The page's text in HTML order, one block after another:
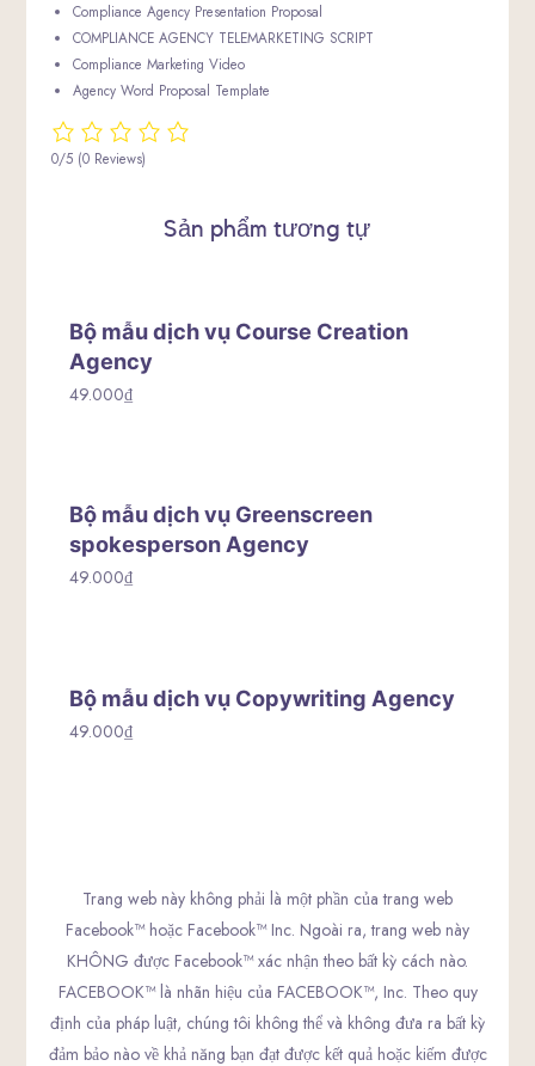
Compliance Agency Presentation Proposal
COMPLIANCE AGENCY TELEMARKETING SCRIPT
Compliance Marketing Video
Agency Word Proposal Template
0/5 (0 Reviews)
Sản phẩm tương tự
Bộ mẫu dịch vụ Course Creation
Agency
49.000₫
Bộ mẫu dịch vụ Greenscreen
spokesperson Agency
49.000₫
Bộ mẫu dịch vụ Copywriting Agency
49.000₫
Trang web này không phải là một phần của trang web
Facebook™ hoặc Facebook™ Inc. Ngoài ra, trang web này
KHÔNG được Facebook™ xác nhận theo bất kỳ cách nào.
FACEBOOK™ là nhãn hiệu của FACEBOOK™, Inc. Theo quy
định của pháp luật, chúng tôi không thể và không đưa ra bất kỳ
đảm bảo nào về khả năng bạn đạt được kết quả hoặc kiếm được